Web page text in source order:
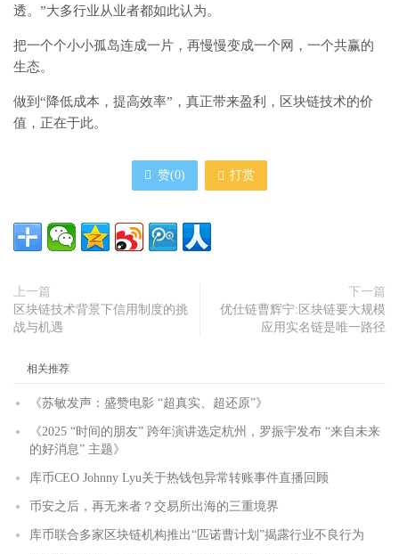
透。”大多行业从业者都如此认为。
把一个个小小孤岛连成一片，再慢慢变成一个网，一个共赢的
生态。
做到“降低成本，提高效率”，真正带来盈利，区块链技术的价
值，正在于此。
赞(0) 打赏
上一篇
区块链技术背景下信用制度的挑
战与机遇
下一篇
优仕链曹辉宁:区块链要大规模
应用实名链是唯一路径
相关推荐
《苏敏发声：盛赞电影 “超真实、超还原”》
《2025 “时间的朋友” 跨年演讲选定杭州，罗振宇发布 “来自未来
的好消息” 主题》
库币CEO Johnny Lyu关于热钱包异常转账事件直播回顾
币安之后，再无来者？交易所出海的三重境界
库币联合多家区块链机构推出“匹诺曹计划”揭露行业不良行为